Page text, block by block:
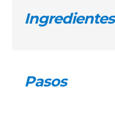
Ingredientes
Pasos